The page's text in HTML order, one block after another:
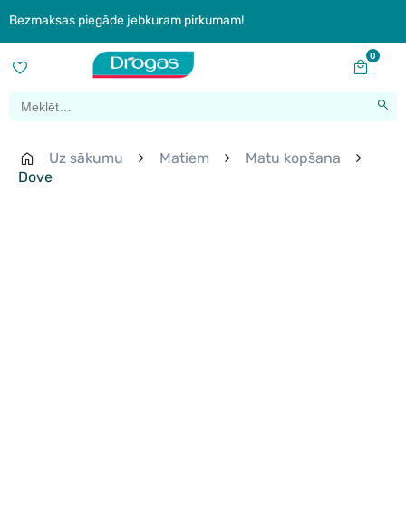
Bezmaksas piegāde jebkuram pirkumam!
0
Uz sākumu Matiem
Matu kopšana
Dove